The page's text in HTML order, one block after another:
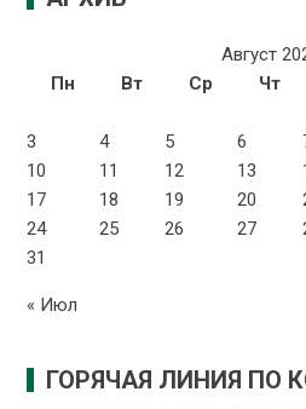
Август
Пн
Вт Ср Чт
3
4 5 6
10
11 12 13
17
18 19 20
24
25 26 27
31
« Июл
ГОРЯЧАЯ ЛИНИЯ ПО